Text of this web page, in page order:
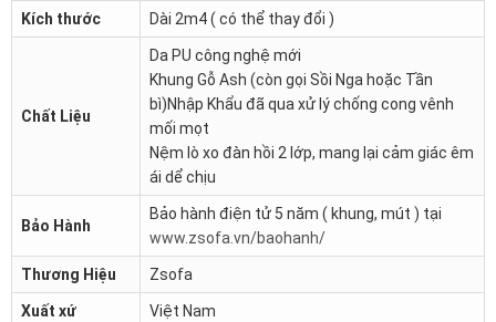
Kích thước Dài 2m4 ( có thể thay đổi )
Chất Liệu
Da PU công nghệ mới
Khung Gỗ Ash (còn gọi Sồi Nga hoặc Tần
bì)Nhập Khẩu đã qua xử lý chống cong vênh
mối mọt
Nệm lò xo đàn hồi 2 lớp, mang lại cảm giác êm
ái dể chịu
Bảo Hành
Bảo hành điện tử 5 năm ( khung, mút ) tại
www.zsofa.vn/baohanh/
Thương Hiệu Zsofa
Xuất xứ Việt Nam